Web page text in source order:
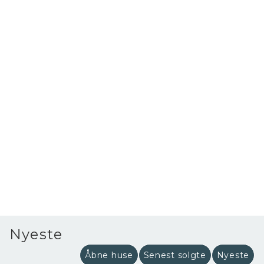
Nyeste
Åbne huse Senest solgte Nyeste